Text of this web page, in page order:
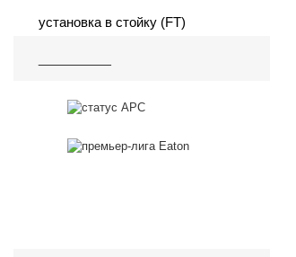
установка в стойку (FT)